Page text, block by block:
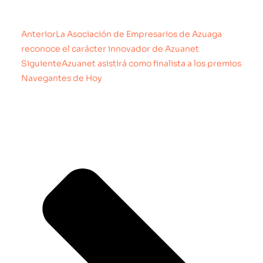
AnteriorLa Asociación de Empresarios de Azuaga
reconoce el carácter innovador de Azuanet
SiguienteAzuanet asistirá como finalista a los premios
Navegantes de Hoy